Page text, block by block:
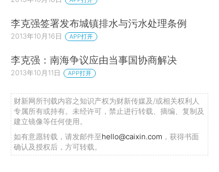
李克强签署发布城镇排水与污水处理条例
2013年10月16日 APP打开
李克强：南海争议应由当事国协商解决
2013年10月11日 APP打开
财新网所刊载内容之知识产权为财新传媒及/或相关权利人
专属所有或持有。未经许可，禁止进行转载、摘编、复制及
建立镜像等任何使用。
如有意愿转载，请发邮件至hello@caixin.com ，获得书面
确认及授权后，方可转载。